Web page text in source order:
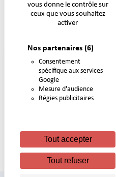
vous donne le contrôle sur
ceux que vous souhaitez
activer
Nos partenaires (6)
Consentement
spécifique aux services
Google
Mesure d'audience
Régies publicitaires
Tout accepter
Tout refuser
COORDONNÉES
SUIVEZ L’ACTUALITÉ DE
© Nigloland. Tous droits réservés -